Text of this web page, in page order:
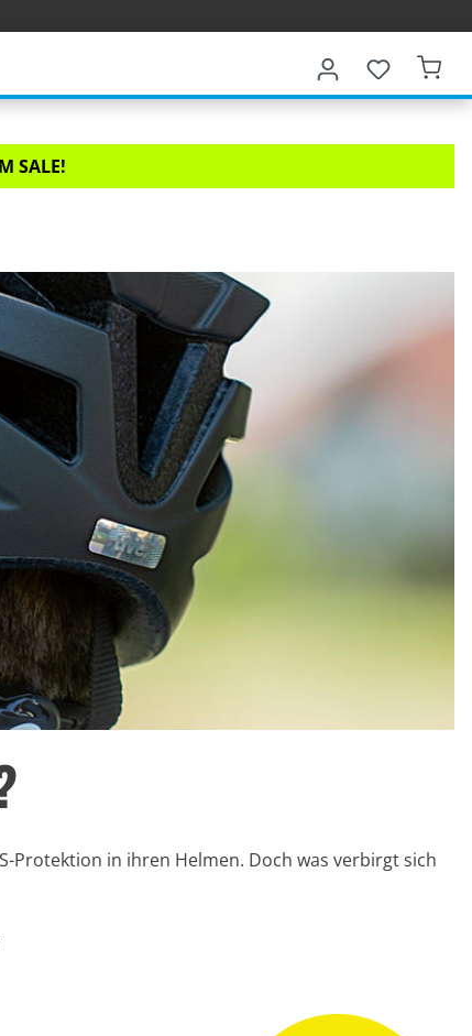
SALE!
Protektion in ihren Helmen. Doch was verbirgt sich